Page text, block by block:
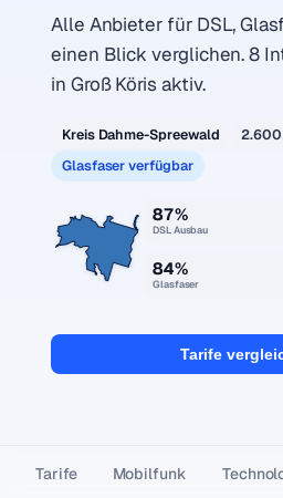
Alle Anbieter für DSL,
einen Blick verglichen. 8
in Groß Köris aktiv.
Kreis Dahme-Spreewald
Glasfaser verfügbar
87%
DSL Ausbau
84%
Glasfaser
Tarife
Tarife Mobilfunk